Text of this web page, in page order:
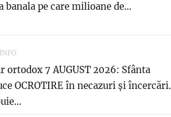
banala pe care milioane de...
ortodox 7 AUGUST 2026: Sfânta
OCROTIRE în necazuri și încercări.